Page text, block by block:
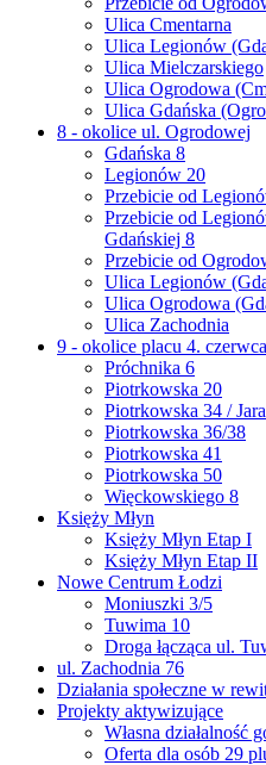
Ulica Cmentarna
Ulica Legionów
Ulica Mielczarskiego
Ulica Ogrodowa
Ulica Gdańska
8 - okolice ul. Ogrodowej
Gdańska 8
Legionów 20
Przebicie od
Przebicie od
Gdańskiej 8
Przebicie od
Ulica Legionów
Ulica Ogrodowa
Ulica Zachodnia
9 - okolice placu 4.
Próchnika 6
Piotrkowska 20
Piotrkowska 34 /
Piotrkowska 36/38
Piotrkowska 41
Piotrkowska 50
Więckowskiego 8
Księży Młyn
Księży Młyn Etap I
Księży Młyn Etap II
Nowe Centrum Łodzi
Moniuszki 3/5
Tuwima 10
Droga łącząca ul.
ul. Zachodnia 76
Działania społeczne w
Projekty aktywizujące
Własna działalność
Oferta dla osób 29